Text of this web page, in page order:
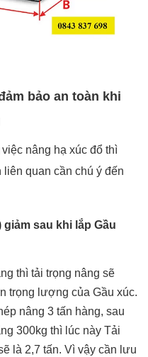
bảo an toàn khi
nâng hạ xúc đổ thì
quan cần chú ý đến
sau khi lắp Gầu
thì tải trọng nâng sẽ
trọng lượng của Gầu xúc.
nâng 3 tấn hàng, sau
300kg thì lúc này Tải
là 2,7 tấn. Vì vậy cần lưu